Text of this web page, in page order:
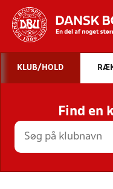
STILLINGER,
KLUB/HOLD
Find en